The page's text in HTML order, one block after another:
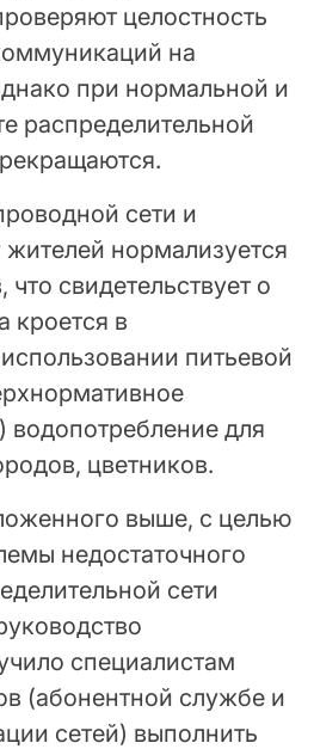
целостность
на
при нормальной и
распределительной
сети и
нормализуется
свидетельствует о
кроется в
питьевой
водопотребление для
цветников.
выше, с целью
недостаточного
сети
специалистам
(абонентной службе и
сетей) выполнить